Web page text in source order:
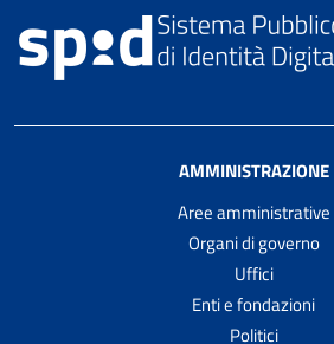
AMMINISTRAZIONE
Aree amministrative
Organi di governo
Uffici
Enti e fondazioni
Politici